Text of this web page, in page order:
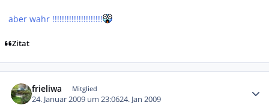
aber wahr !!!!!!!!!!!!!!!!!!!!!
Zitat
frieliwa Mitglied
24. Januar 2009 um 23:0624. Jan 2009